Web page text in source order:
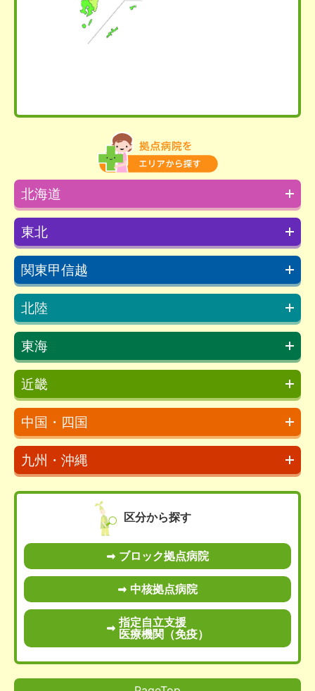
北海道
東北
関東甲信越
北陸
東海
近畿
中国・四国
九州・沖縄
区分から探す
ブロック拠点病院
中核拠点病院
指定自立支援
医療機関（免疫）